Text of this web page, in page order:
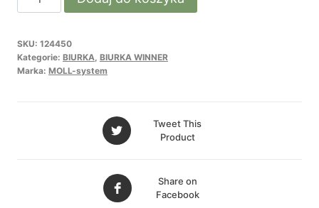
WINNER
SKU: 124450
Kategorie: BIURKA, BIURKA WINNER
Marka: MOLL-system
Tweet This
Product
Share on
Facebook